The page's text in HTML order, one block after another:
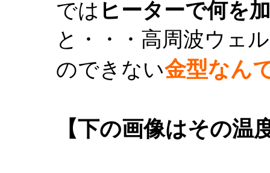
では ヒーターで何を
と・・・高周波ウェ
のできない金型なん
【下の画像はその温